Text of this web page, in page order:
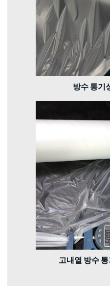
방수 통기
고내열 방수